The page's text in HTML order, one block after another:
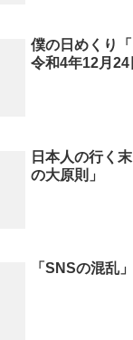
僕の日めくり
令和4年12月24
日本人の行く
の大原則」
「SNSの混乱」